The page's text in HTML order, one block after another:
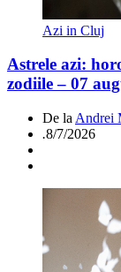
Azi in Cluj
Astrele azi:
zodiile – 07
De la Andrei
.8/7/2026